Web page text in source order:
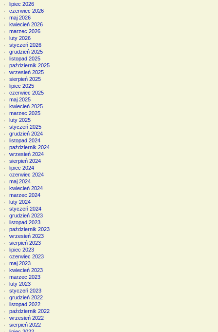
lipiec 2026
czerwiec 2026
maj 2026
kwiecień 2026
marzec 2026
luty 2026
styczeń 2026
grudzień 2025
listopad 2025
październik 2025
wrzesień 2025
sierpień 2025
lipiec 2025
czerwiec 2025
maj 2025
kwiecień 2025
marzec 2025
luty 2025
styczeń 2025
grudzień 2024
listopad 2024
październik 2024
wrzesień 2024
sierpień 2024
lipiec 2024
czerwiec 2024
maj 2024
kwiecień 2024
marzec 2024
luty 2024
styczeń 2024
grudzień 2023
listopad 2023
październik 2023
wrzesień 2023
sierpień 2023
lipiec 2023
czerwiec 2023
maj 2023
kwiecień 2023
marzec 2023
luty 2023
styczeń 2023
grudzień 2022
listopad 2022
październik 2022
wrzesień 2022
sierpień 2022